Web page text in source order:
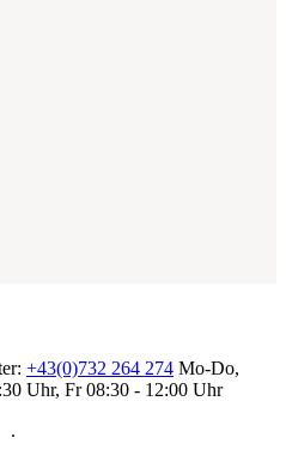
+43(0)732 264 274 Mo-Do,
Uhr, Fr 08:30 - 12:00 Uhr
.